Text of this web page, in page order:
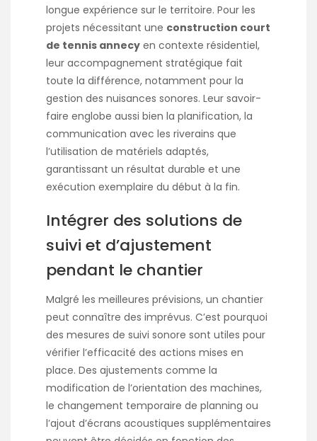
longue expérience sur le territoire. Pour les
projets nécessitant une construction court
de tennis annecy en contexte résidentiel,
leur accompagnement stratégique fait
toute la différence, notamment pour la
gestion des nuisances sonores. Leur savoir-
faire englobe aussi bien la planification, la
communication avec les riverains que
l’utilisation de matériels adaptés,
garantissant un résultat durable et une
exécution exemplaire du début à la fin.
Intégrer des solutions de
suivi et d’ajustement
pendant le chantier
Malgré les meilleures prévisions, un chantier
peut connaître des imprévus. C’est pourquoi
des mesures de suivi sonore sont utiles pour
vérifier l’efficacité des actions mises en
place. Des ajustements comme la
modification de l’orientation des machines,
le changement temporaire de planning ou
l’ajout d’écrans acoustiques supplémentaires